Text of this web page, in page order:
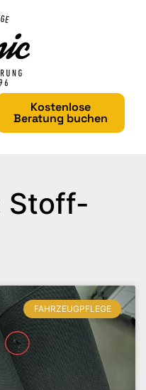
Kostenlose
Beratung buchen
Stoff-
FAHRZEUGPFLEGE